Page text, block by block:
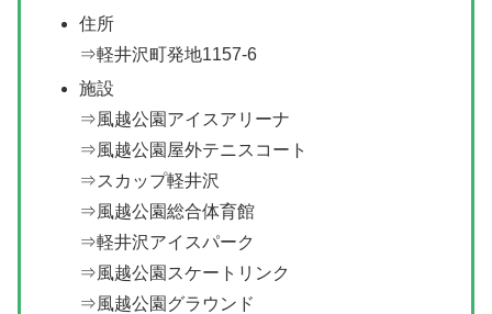
住所
⇒軽井沢町発地1157-6
施設
⇒風越公園アイスアリーナ
⇒風越公園屋外テニスコート
⇒スカップ軽井沢
⇒風越公園総合体育館
⇒軽井沢アイスパーク
⇒風越公園スケートリンク
⇒風越公園グラウンド